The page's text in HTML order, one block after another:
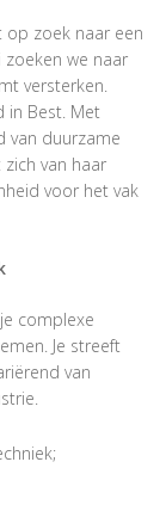
op zoek naar een
we naar
versterken.
in Best. Met
van duurzame
van haar
voor het vak
complexe
Je streeft
van